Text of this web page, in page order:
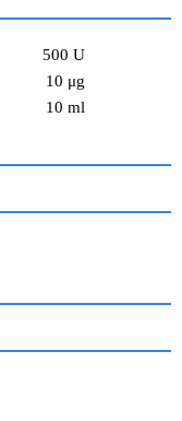
500 U
10 μg
10 ml